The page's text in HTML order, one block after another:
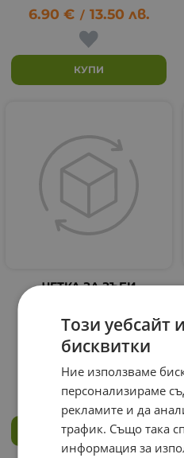
6.90 € / 13.50 лв.
КУПИ
ЧЕТКА ЗА ЗЪБИ
СОФТ / SENSODYNE
SENSITIVITY & GUM
TOOTHBRUSH
€ / 13.50 лв.
КУПИ
Този уебсайт
бисквитки
Ние използваме
персонализираме
рекламите и да
трафик. Също така
информация за